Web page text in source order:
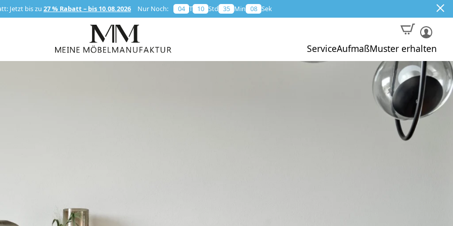
Jetzt bis zu 27 % Rabatt – bis 10.08.2026 Nur Noch: 04 T 10 Std 35 Min 07 Sek
ServiceAufmaßMuster erhalten